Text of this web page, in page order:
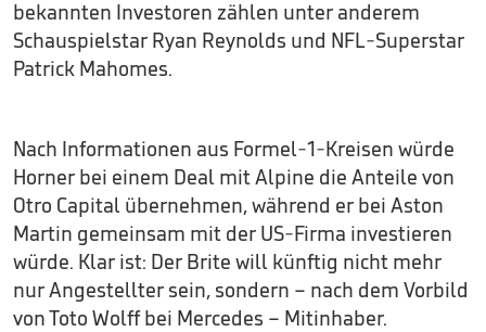
bekannten Investoren zählen unter anderem
Schauspielstar Ryan Reynolds und NFL-Superstar
Patrick Mahomes.
Nach Informationen aus Formel-1-Kreisen würde
Horner bei einem Deal mit Alpine die Anteile von
Otro Capital übernehmen, während er bei Aston
Martin gemeinsam mit der US-Firma investieren
würde. Klar ist: Der Brite will künftig nicht mehr
nur Angestellter sein, sondern – nach dem Vorbild
von Toto Wolff bei Mercedes – Mitinhaber.